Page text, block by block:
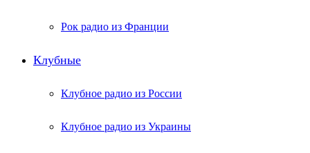
Рок радио из Франции
Клубные
Клубное радио из России
Клубное радио из Украины